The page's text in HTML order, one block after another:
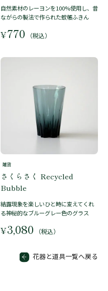
自然素材のレーヨンを100%使用し、昔
ながらの製法で作られた蚊帳ふきん
¥770 （税込）
雑貨
さくらさく Recycled
Bubble
結露現象を楽しいひと時に変えてくれ
る神秘的なブルーグレー色のグラス
¥3,080 （税込）
花器と道具一覧へ戻る